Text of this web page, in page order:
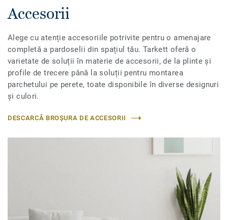
Accesorii
Alege cu atenție accesoriile potrivite pentru o amenajare
completă a pardoselii din spațiul tău. Tarkett oferă o
varietate de soluții în materie de accesorii, de la plinte și
profile de trecere până la soluții pentru montarea
parchetului pe perete, toate disponibile în diverse designuri
și culori.
DESCARCĂ BROȘURA DE ACCESORII